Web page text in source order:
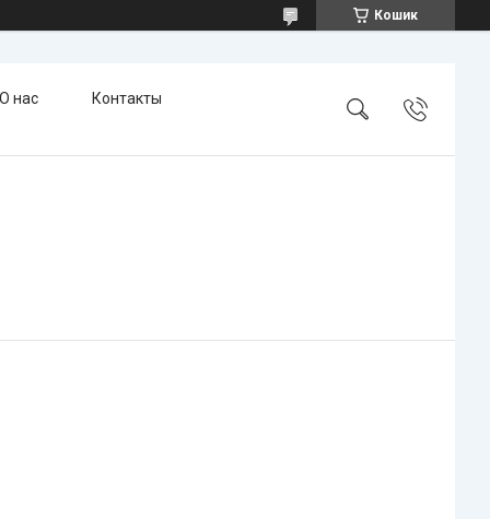
Кошик
О нас Контакты